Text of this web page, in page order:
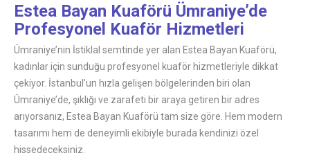
Estea Bayan Kuaförü Ümraniye’de
Profesyonel Kuaför Hizmetleri
Ümraniye’nin İstiklal semtinde yer alan Estea Bayan Kuaförü,
kadınlar için sunduğu profesyonel kuaför hizmetleriyle dikkat
çekiyor. İstanbul’un hızla gelişen bölgelerinden biri olan
Ümraniye’de, şıklığı ve zarafeti bir araya getiren bir adres
arıyorsanız, Estea Bayan Kuaförü tam size göre. Hem modern
tasarımı hem de deneyimli ekibiyle burada kendinizi özel
hissedeceksiniz.